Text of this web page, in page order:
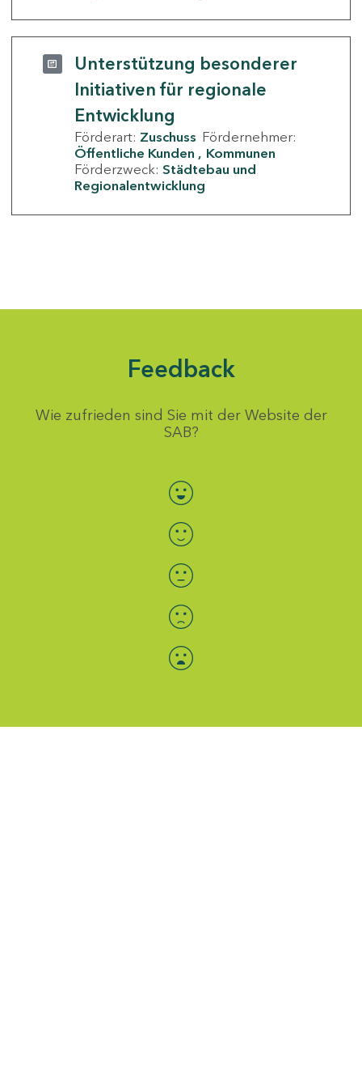
Unterstützung besonderer
Initiativen für regionale
Entwicklung
Förderart: Zuschuss Fördernehmer:
Öffentliche Kunden
Kommunen
Förderzweck: Städtebau und
Regionalentwicklung
Feedback
Wie zufrieden sind Sie mit der Website der
SAB?
Bewertung auswählen